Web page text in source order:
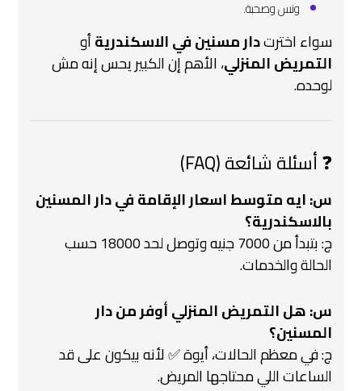
ونس وصحبة.
سواء اخترتدار مسنين في الاسكندريةأو
التمريض المنزلي، الأهم إن الكبير يحس إنه مش
لوحده.
❓ أسئلة شائعة (FAQ)
س: ايه متوسط اسعار الإقامة في دار المسنين
بالاسكندرية؟
ج: بتبدأ من 7000 جنيه وتوصل لحد 18000 حسب
الحالة والخدمات.
س: هل التمريض المنزلي أوفر من دار
المسنين؟
ج: في معظم الحالات، أيوة ✅ لأنه بيكون على قد
الساعات اللي محتاجها المريض.